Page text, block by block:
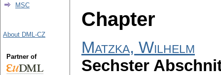
Chapter
Matzka, Wilhelm
Sechster
MSC
About DML-CZ
Partner of